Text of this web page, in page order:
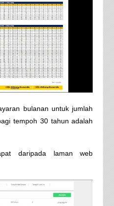
bulanan untuk jumlah
tempoh 30 tahun adalah
daripada laman web